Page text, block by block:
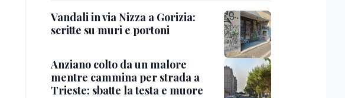
Vandali in via Nizza a Gorizia:
scritte su muri e portoni
Anziano colto da un malore
mentre cammina per strada a
Trieste: sbatte la testa e muore